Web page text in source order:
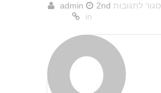
admin
סגור לתגובות
טראקן
הפוך
מעלה
אשמדאי
in